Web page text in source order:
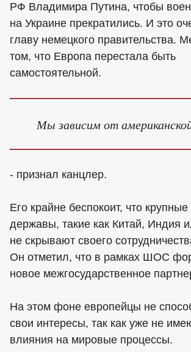
РФ Владимира Путина, чтобы
на Украине прекратились. И это
главу немецкого правительства.
том, что Европа перестала быть
самостоятельной.
Мы зависим от
- признал канцлер.
Его крайне беспокоит, что
державы, такие как Китай, Индия
не скрывают своего
Он отметил, что в рамках ШОС
новое межгосударственное
На этом фоне европейцы не
свои интересы, так как уже не
влияния на мировые процессы.